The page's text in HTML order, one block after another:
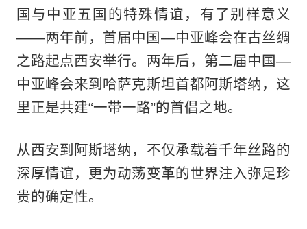
国与中亚五国的特殊情谊，有了别样意义
——两年前，首届中国—中亚峰会在古丝绸
之路起点西安举行。两年后，第二届中国—
中亚峰会来到哈萨克斯坦首都阿斯塔纳，这
里正是共建“一带一路”的首倡之地。
从西安到阿斯塔纳，不仅承载着千年丝路的
深厚情谊，更为动荡变革的世界注入弥足珍
贵的确定性。